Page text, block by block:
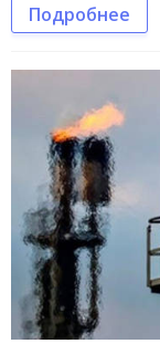
Подробнее